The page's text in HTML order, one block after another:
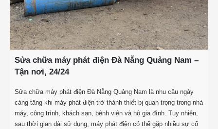
Sửa chữa máy phát điện Đà Nẵng Quảng Nam –
Tận nơi, 24/24
Sửa chữa máy phát điện Đà Nẵng Quảng Nam là nhu cầu ngày
càng tăng khi máy phát điện trở thành thiết bị quan trọng trong nhà
máy, công trình, khách sạn, bệnh viện và hộ gia đình. Tuy nhiên,
sau thời gian dài sử dụng, máy phát điện có thể gặp nhiều sự cố